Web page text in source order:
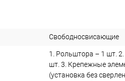
Свободносвисающие
1. Рольштора – 1 шт.
шт. 3. Крепежные
(установка без